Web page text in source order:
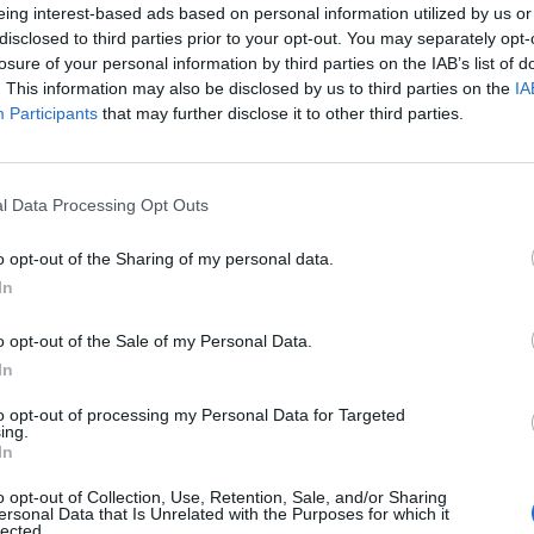
interest-based ads based on personal information utilized by us
to third parties prior to your opt-out. You may separately
of your personal information by third parties on the IAB’s list of
This information may also be disclosed by us to third parties on the
Participants that may further disclose it to other third parties.
Data Processing Opt Outs
opt-out of the Sharing of my personal data.
opt-out of the Sale of my Personal Data.
opt-out of processing my Personal Data for Targeted
opt-out of Collection, Use, Retention, Sale, and/or Sharing
Data that Is Unrelated with the Purposes for which it
η πληροφορία σας αυτή είναι αναληθής δεν
προσωπικό μου προφίλ στο facebook
Γεράκι εάν το κατάφερα μέσα σε τόσους
και εγώ την γνώριζα έως σήμερα.
του Δήμου για θέματα παιδείας δεν σας είδα
στις 2 Σεπτεμβρίου 2011 όταν ο Δήμος
σε γονείς που ήθελαν να μεταγράψουν
Γερακίου και να καταδικάσετε το γεγονός
του Συλλόγου Γονέων και Κηδεμόνων
του ανακαλέστηκαν.
και με «καταδικάσετε », θα ήταν
και γιατί αντιδρούμε έτσι και αντί να
την άποψη του κάθε δημότη ας τον
αυστηρά ο νέος χωροταξικός